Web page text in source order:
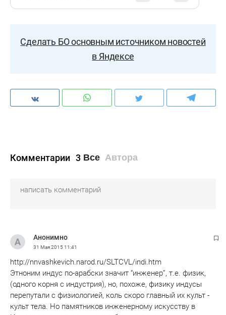
Сделать БО основным источником новостей
в Яндексе
Комментарии 3 Все Автора
Анонимно
31 Мая 201511:41
http://nnvashkevich.narod.ru/SLTCVL/indi.htm
Этноним индус по-арабски значит “инженер”, т.е. физик,
(одного корня с индустрия), но, похоже, физику индусы
перепутали с физиологией, коль скоро главный их культ -
культ тела. Но памятников инженерному искусству в